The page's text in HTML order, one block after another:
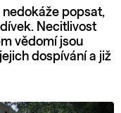
popsat,
Necitlivost
vědomí jsou
dospívání a již